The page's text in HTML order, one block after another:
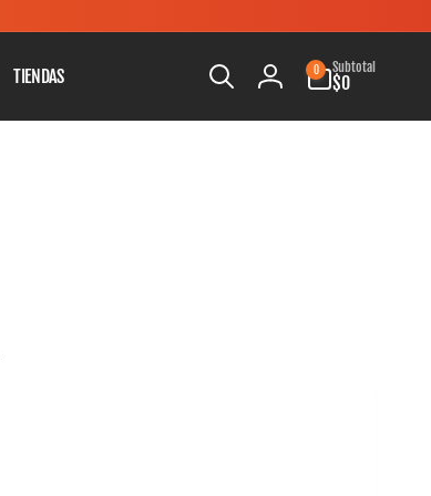
TIENDAS
Iniciar
sesión
0
artículos
Subtotal
$0